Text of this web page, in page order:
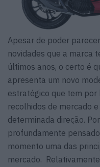
Apesar de poder
novidades que a marca
últimos anos, o certo é
apresenta um novo
estratégico que tem por
recolhidos de mercado
determinada direção.
profundamente
momento uma das
mercado.